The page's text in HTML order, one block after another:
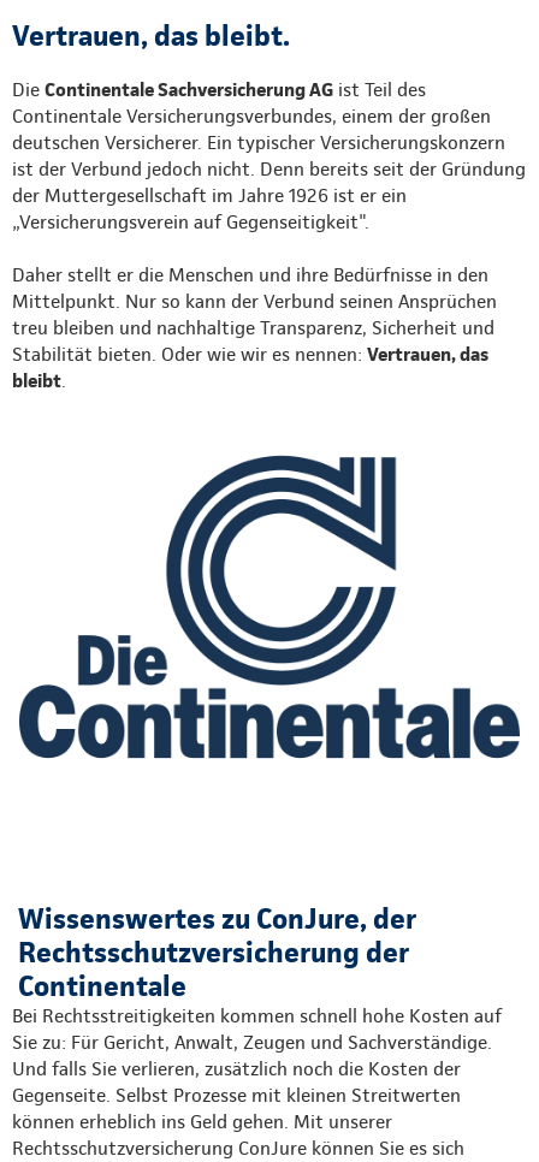
Vertrauen, das bleibt.
Die Continentale Sachversicherung AG ist Teil des
Continentale Versicherungsverbundes, einem der großen
deutschen Versicherer. Ein typischer Versicherungskonzern
ist der Verbund jedoch nicht. Denn bereits seit der Gründung
der Muttergesellschaft im Jahre 1926 ist er ein
„Versicherungsverein auf Gegenseitigkeit".
Daher stellt er die Menschen und ihre Bedürfnisse in den
Mittelpunkt. Nur so kann der Verbund seinen Ansprüchen
treu bleiben und nachhaltige Transparenz, Sicherheit und
Stabilität bieten. Oder wie wir es nennen: Vertrauen, das
bleibt.
Wissenswertes zu ConJure, der
Rechtsschutzversicherung der
Continentale
Bei Rechtsstreitigkeiten kommen schnell hohe Kosten auf
Sie zu: Für Gericht, Anwalt, Zeugen und Sachverständige.
Und falls Sie verlieren, zusätzlich noch die Kosten der
Gegenseite. Selbst Prozesse mit kleinen Streitwerten
können erheblich ins Geld gehen. Mit unserer
Rechtsschutzversicherung ConJure können Sie es sich